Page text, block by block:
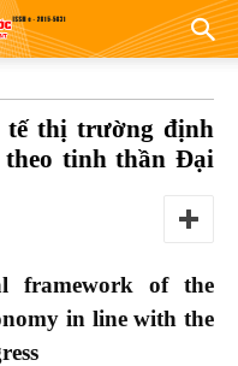
tế thị trường định
tinh thần Đại
framework of the
in line with the